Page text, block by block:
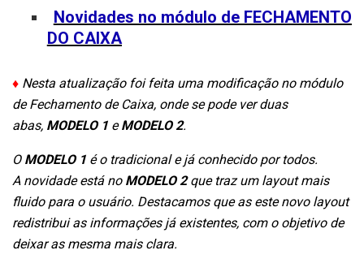
Novidades no módulo de FECHAMENTO
DO CAIXA
♦ Nesta atualização foi feita uma modificação no módulo
de Fechamento de Caixa, onde se pode ver duas
abas, MODELO 1 eMODELO 2.
O MODELO 1 é o tradicional e já conhecido por todos.
A novidade está no MODELO 2que traz um layout mais
fluido para o usuário. Destacamos que as este novo layout
redistribui as informações já existentes, com o objetivo de
deixar as mesma mais clara.